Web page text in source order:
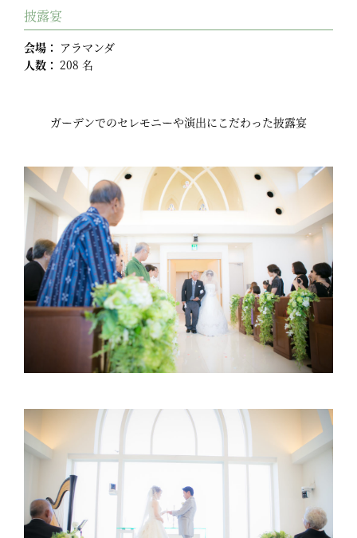
披露宴
会場： アラマンダ
人数： 208 名
ガーデンでのセレモニーや演出にこだわった披露宴